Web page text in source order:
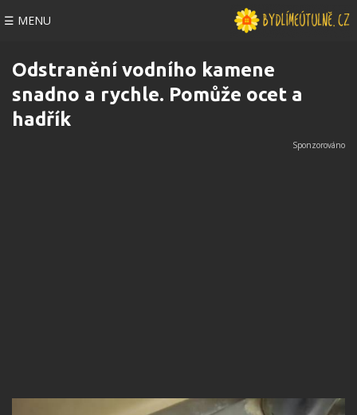
☰ MENU
Odstranění vodního kamene
snadno a rychle. Pomůže ocet a
hadřík